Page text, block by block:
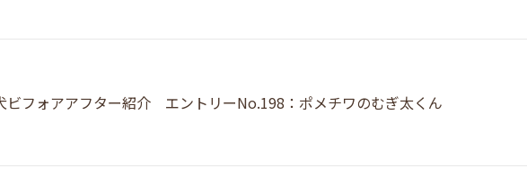
ビフォアアフター紹介 エントリーNo.198：ポメチワのむぎ太くん